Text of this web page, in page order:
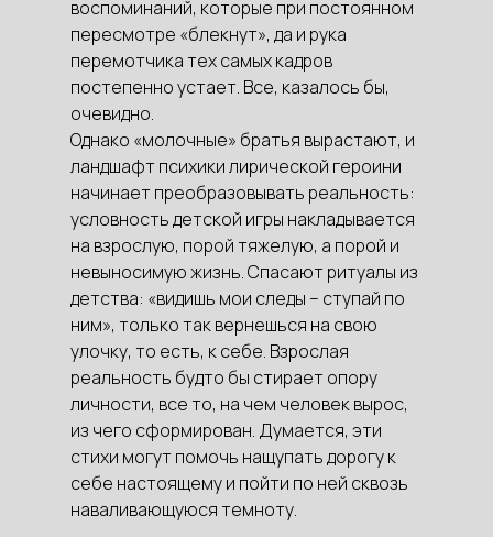
воспоминаний, которые при постоянном
пересмотре «блекнут», да и рука
перемотчика тех самых кадров
постепенно устает. Все, казалось бы,
очевидно.
Однако «молочные» братья вырастают, и
ландшафт психики лирической героини
начинает преобразовывать реальность:
условность детской игры накладывается
на взрослую, порой тяжелую, а порой и
невыносимую жизнь. Спасают ритуалы из
детства: «видишь мои следы – ступай по
ним», только так вернешься на свою
улочку, то есть, к себе. Взрослая
реальность будто бы стирает опору
личности, все то, на чем человек вырос,
из чего сформирован. Думается, эти
стихи могут помочь нащупать дорогу к
себе настоящему и пойти по ней сквозь
наваливающуюся темноту.